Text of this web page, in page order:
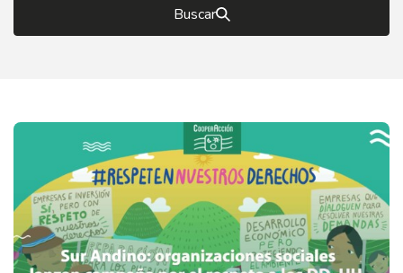
Buscar